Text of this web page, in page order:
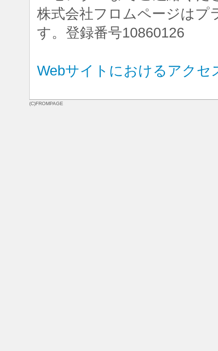
株式会社フロムページはプ
す。登録番号10860126
Webサイトにおけるアクセ
(C)FROMPAGE